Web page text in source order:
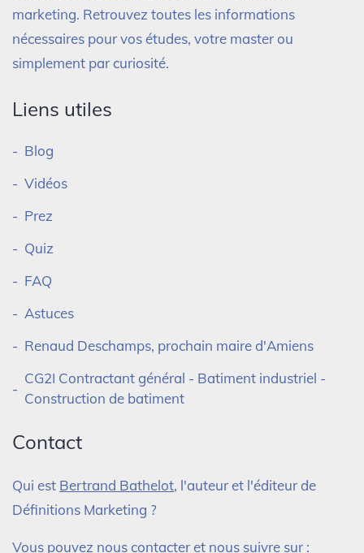
marketing. Retrouvez toutes les informations
nécessaires pour vos études, votre master ou
simplement par curiosité.
Liens utiles
Blog
Vidéos
Prez
Quiz
FAQ
Astuces
Renaud Deschamps, prochain maire d'Amiens
CG2I Contractant général - Batiment industriel -
Construction de batiment
Contact
Qui est Bertrand Bathelot, l'auteur et l'éditeur de
Définitions Marketing ?
Vous pouvez nous contacter et nous suivre sur :